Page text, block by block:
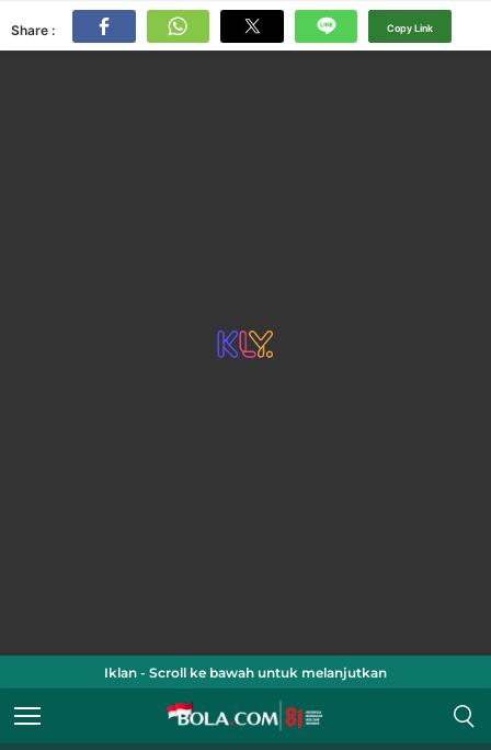
Share : Copy Link
Iklan - Scroll ke bawah untuk melanjutkan